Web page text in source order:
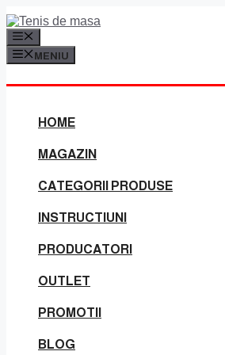
Sari
la
conținut
MENIU
HOME
MAGAZIN
CATEGORII PRODUSE
INSTRUCTIUNI
PRODUCATORI
OUTLET
PROMOTII
BLOG